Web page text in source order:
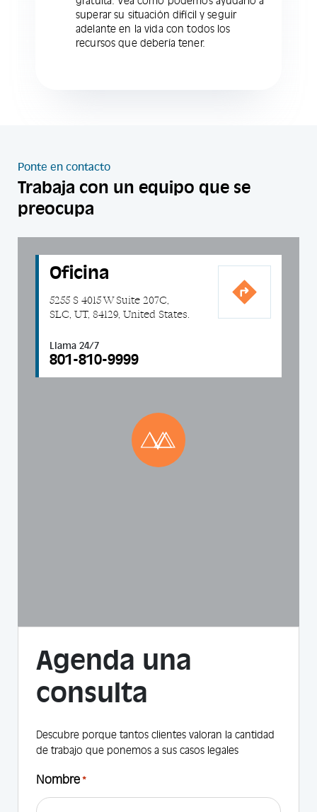
superar su situación difícil y seguir
adelante en la vida con todos los
recursos que debería tener.
Ponte en contacto
Trabaja con un equipo que se
preocupa
Oficina
5255 S 4015 W Suite 207C,
SLC, UT, 84129, United States.
Llama 24/7
801-810-9999
Agenda una
consulta
Descubre porque tantos clientes valoran la cantidad
de trabajo que ponemos a sus casos legales
Nombre *